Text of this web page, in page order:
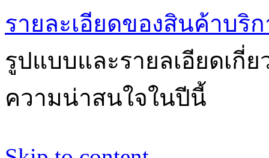
รายละเอียดของสินค้าบ
รูปแบบและรายลเอียดเกี่
ความน่าสนใจในปีนี้